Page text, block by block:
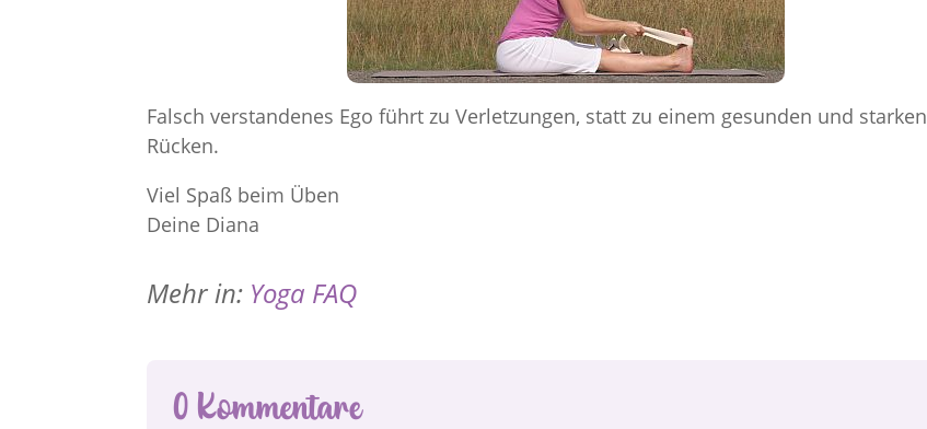
Falsch verstandenes Ego führt zu Verletzungen, statt zu einem gesunden und starken
Rücken.
Viel Spaß beim Üben
Deine Diana
Mehr in: Yoga FAQ
0 Kommentare